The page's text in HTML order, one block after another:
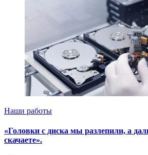
Наши работы
«Головки с диска мы разлепили, а
скачаете».